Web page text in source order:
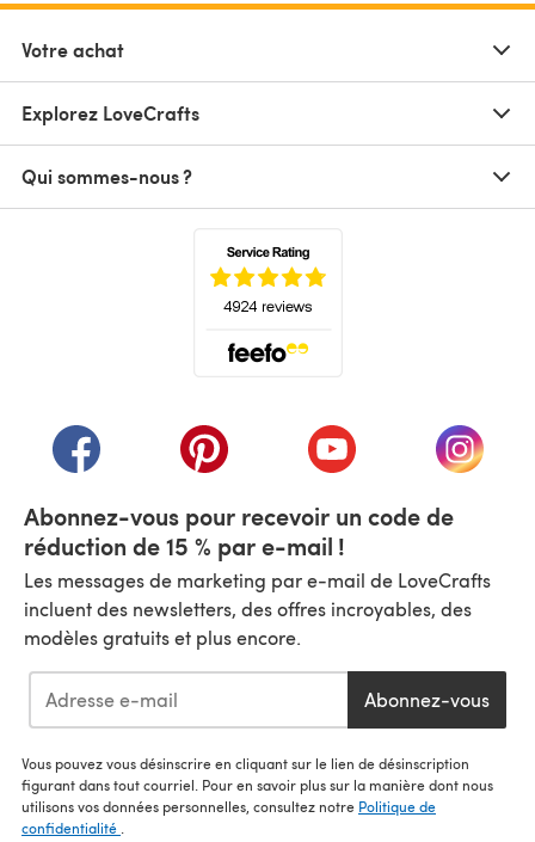
Votre achat
Explorez LoveCrafts
Qui sommes-nous ?
(s'ouvre dans un nouvel onglet)
(s'ouvre dans un nouvel onglet)
(s'ouvre dans un(s'ouvre
Abonnez-vous pour recevoir un code de
réduction de 15 % par e-mail !
Les messages de marketing par e-mail de LoveCrafts
incluent des newsletters, des offres incroyables, des
modèles gratuits et plus encore.
Abonnez-vous
Vous pouvez vous désinscrire en cliquant sur le lien de désinscription
figurant dans tout courriel. Pour en savoir plus sur la manière dont nous
utilisons vos données personnelles, consultez notre Politique de
confidentialité